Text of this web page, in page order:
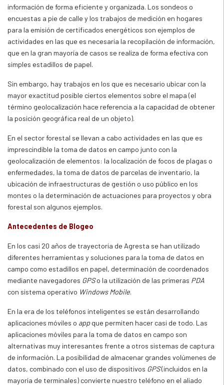
información de forma eficiente y organizada. Los sondeos o
encuestas a pie de calle y los trabajos de medición en hogares
para la emisión de certificados energéticos son ejemplos de
actividades en las que es necesaria la recopilación de información,
que en la gran mayoría de casos se realiza de forma efectiva con
simples estadillos de papel.
Sin embargo, hay trabajos en los que es necesario ubicar con la
mayor exactitud posible ciertos elementos sobre el mapa (el
término geolocalización hace referencia a la capacidad de obtener
la posición geográfica real de un objeto).
En el sector forestal se llevan a cabo actividades en las que es
imprescindible la toma de datos en campo junto con la
geolocalización de elementos: la localización de focos de plagas o
enfermedades, la toma de datos de parcelas de inventario, la
ubicación de infraestructuras de gestión o uso público en los
montes o la determinación de actuaciones para proyectos y obra
forestal son algunos ejemplos.
Antecedentes de Blogeo
En los casi 20 años de trayectoria de Agresta se han utilizado
diferentes herramientas y soluciones para la toma de datos en
campo como estadillos en papel, determinación de coordenados
mediante navegadores GPSo la utilización de las primeras PDA
con sistema operativo Windows Mobile.
En la era de los teléfonos inteligentes se están desarrollando
aplicaciones móviles o appque permiten hacer casi de todo. Las
aplicaciones móviles para la toma de datos en campo son
alternativas muy interesantes frente a otros sistemas de captura
de información. La posibilidad de almacenar grandes volúmenes de
datos, combinado con el uso de dispositivos GPS(incluidos en la
mayoría de terminales) convierte nuestro teléfono en el aliado